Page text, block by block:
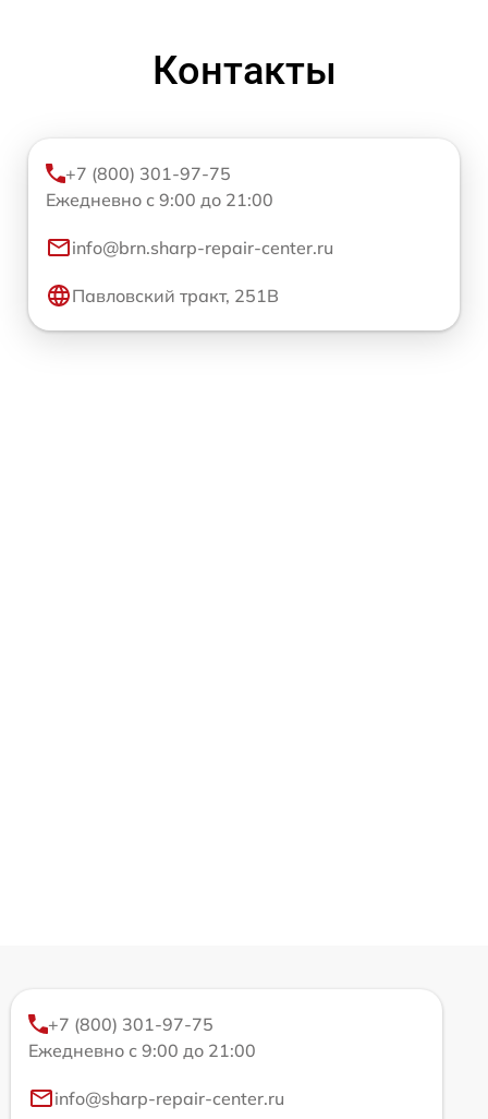
Контакты
+7 (800) 301-97-75
Ежедневно с 9:00 до 21:00
info@brn.sharp-repair-center.ru
Павловский тракт, 251В
+7 (800) 301-97-75
Ежедневно с 9:00 до 21:00
info@sharp-repair-center.ru